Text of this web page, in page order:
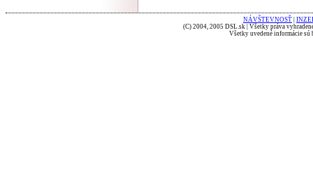
NÁVŠTEVNOSŤ
(C) 2004, 2005 DSL.sk | Všetky práva
Všetky uvedené informácie sú